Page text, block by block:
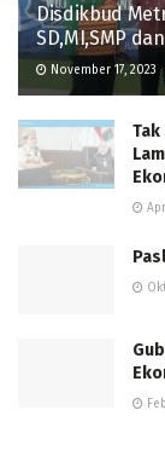
Disdikbud
SD,MI,SMP
November 17, 2023
Tak